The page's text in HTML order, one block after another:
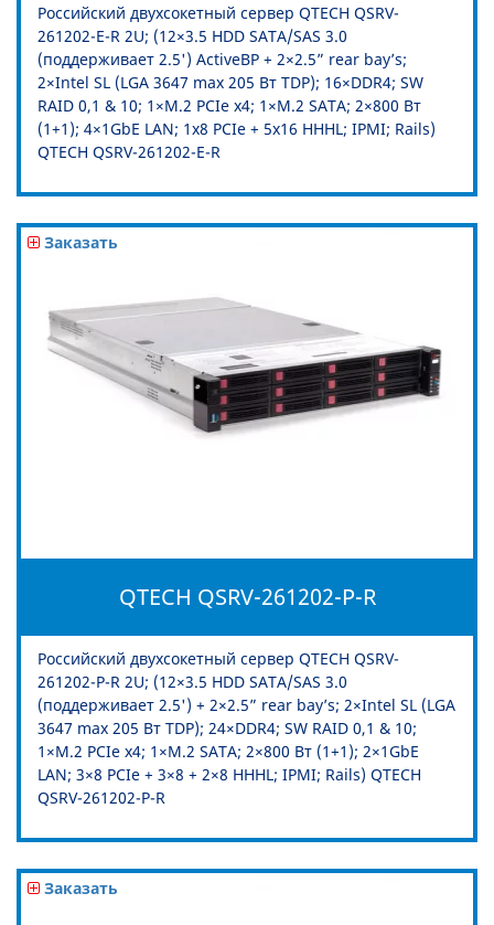
Российский двухсокетный сервер QTECH QSRV-
261202-E-R 2U; (12×3.5 HDD SATA/SAS 3.0
(поддерживает 2.5') ActiveBP + 2×2.5” rear bay’s;
2×Intel SL (LGA 3647 max 205 Вт TDP); 16×DDR4; SW
RAID 0,1 & 10; 1×M.2 PCIe x4; 1×M.2 SATA; 2×800 Вт
(1+1); 4×1GbE LAN; 1х8 PCIe + 5x16 HHHL; IPMI; Rails)
QTECH QSRV-261202-E-R
Заказать
QTECH QSRV-261202-P-R
Российский двухсокетный сервер QTECH QSRV-
261202-P-R 2U; (12×3.5 HDD SATA/SAS 3.0
(поддерживает 2.5') + 2×2.5” rear bay’s; 2×Intel SL (LGA
3647 max 205 Вт TDP); 24×DDR4; SW RAID 0,1 & 10;
1×M.2 PCIe x4; 1×M.2 SATA; 2×800 Вт (1+1); 2×1GbE
LAN; 3×8 PCIe + 3×8 + 2×8 HHHL; IPMI; Rails) QTECH
QSRV-261202-P-R
Заказать